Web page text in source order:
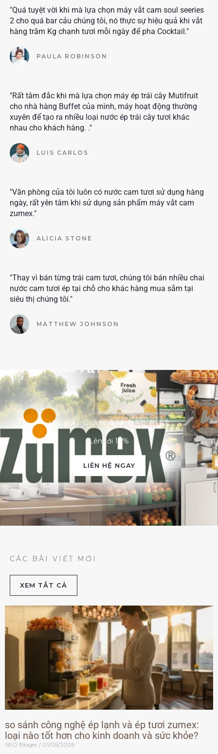
"Quá tuyệt vời khi mà lựa chọn máy vắt cam soul seeries
2 cho quá bar cảu chúng tôi, nó thực sự hiệu quả khi vắt
hàng trăm Kg chanh tươi mỗi ngày để pha Cocktail."
PAULA ROBINSON
"Rất tâm đắc khi mà lựa chọn máy ép trái cây Mutifruit
cho nhà hàng Buffet của mình, máy hoạt động thường
xuyên để tạo ra nhiều loại nước ép trái cây tươi khác
nhau cho khách hàng. ."
LUIS CARLOS
"Văn phòng của tôi luôn có nước cam tươi sử dụng hàng
ngày, rất yên tâm khi sử dụng sản phẩm máy vắt cam
zumex."
ALICIA STONE
"Thay vì bán từng trái cam tươi, chúng tôi bán nhiều chai
nước cam tươi ép tại chỗ cho khác hàng mua sắm tại
siêu thị chúng tôi."
MATTHEW JOHNSON
ƯU ĐÃI GIẢM GIÁ ĐẶC BIỆT
Lên tới 10%
LIÊN HỆ NGAY
CÁC BÀI VIẾT MỚI
XEM TẮT CẢ
so sánh công nghệ ép lạnh và ép tươi zumex:
loại nào tốt hơn cho kinh doanh và sức khỏe?
SEO Bloger 01/05/2026